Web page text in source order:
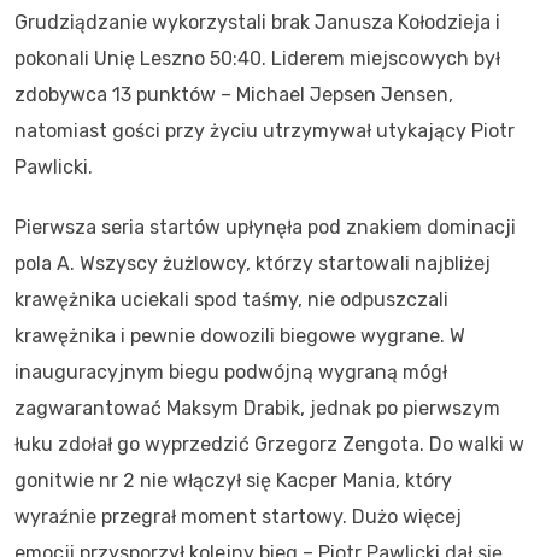
Grudziądzanie wykorzystali brak Janusza Kołodzieja i
pokonali Unię Leszno 50:40. Liderem miejscowych był
zdobywca 13 punktów – Michael Jepsen Jensen,
natomiast gości przy życiu utrzymywał utykający Piotr
Pawlicki.
Pierwsza seria startów upłynęła pod znakiem dominacji
pola A. Wszyscy żużlowcy, którzy startowali najbliżej
krawężnika uciekali spod taśmy, nie odpuszczali
krawężnika i pewnie dowozili biegowe wygrane. W
inauguracyjnym biegu podwójną wygraną mógł
zagwarantować Maksym Drabik, jednak po pierwszym
łuku zdołał go wyprzedzić Grzegorz Zengota. Do walki w
gonitwie nr 2 nie włączył się Kacper Mania, który
wyraźnie przegrał moment startowy. Dużo więcej